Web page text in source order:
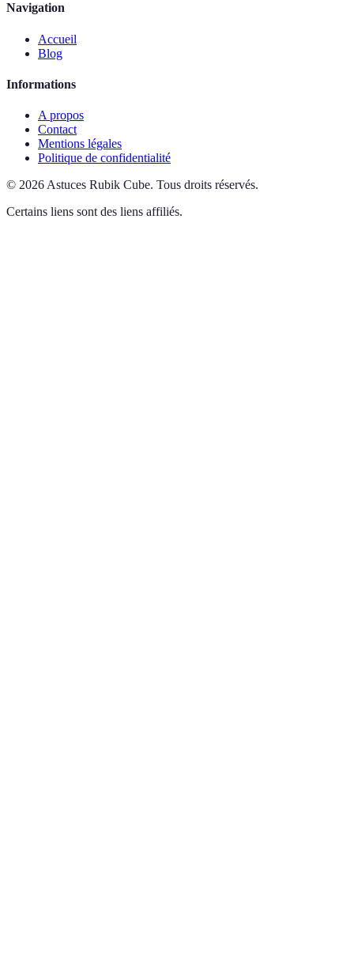
Navigation
Accueil
Blog
Informations
A propos
Contact
Mentions légales
Politique de confidentialité
© 2026 Astuces Rubik Cube. Tous droits réservés.
Certains liens sont des liens affiliés.